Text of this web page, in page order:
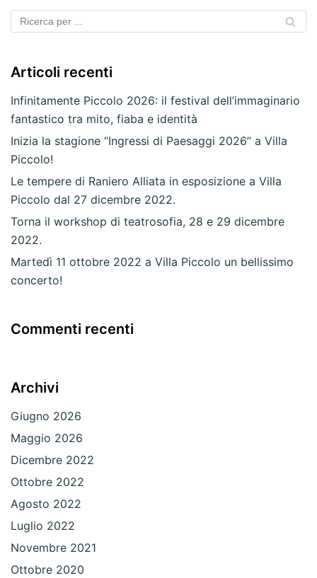
Articoli recenti
Infinitamente Piccolo 2026: il festival dell’immaginario
fantastico tra mito, fiaba e identità
Inizia la stagione “Ingressi di Paesaggi 2026” a Villa
Piccolo!
Le tempere di Raniero Alliata in esposizione a Villa
Piccolo dal 27 dicembre 2022.
Torna il workshop di teatrosofia, 28 e 29 dicembre
2022.
Martedì 11 ottobre 2022 a Villa Piccolo un bellissimo
concerto!
Commenti recenti
Archivi
Giugno 2026
Maggio 2026
Dicembre 2022
Ottobre 2022
Agosto 2022
Luglio 2022
Novembre 2021
Ottobre 2020